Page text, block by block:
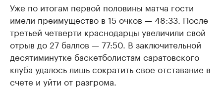
Уже по итогам первой половины матча гости
имели преимущество в 15 очков — 48:33. После
третьей четверти краснодарцы увеличили свой
отрыв до 27 баллов — 77:50. В заключительной
десятиминутке баскетболистам саратовского
клуба удалось лишь сократить свое отставание в
счете и уйти от разгрома.